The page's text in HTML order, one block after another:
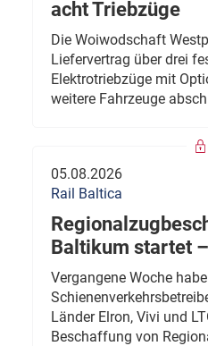
acht Triebzüge
Die Woiwodschaft
Liefervertrag über drei
Elektrotriebzüge mit
weitere Fahrzeuge
05.08.2026
Rail Baltica
Baltikum startet
Vergangene Woche
Länder Elron, Vivi und
Beschaffung von